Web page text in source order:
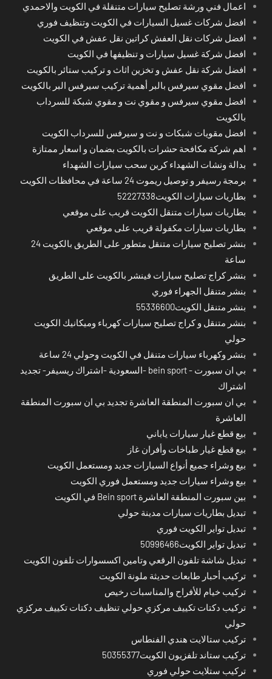
اعمال فني ورشة تصليح سيارات متنقلة في الكويت والاحمدي
افضل شركات غسيل السيارات في الكويت وتنظيف فوري
افضل شركات نقل العفش كراتين نقل عفش في الكويت
افضل شركة غسيل سيارات و تنظيفها في الكويت
افضل شركة نقل عفش و تخزين اثاث و تركيب ستائر بالكويت
افضل مقوي سيرفس بالبر أهمية تركيب سيرفس البر بالكويت
افضل مقوي سيرفس و مقوي نت و مقوي شبكة للسرداب
بالكويت
افضل مقويات شبكات و نت و سيرفس للسرداب الكويت
اهم شركة مكافحة حشرات بالكويت بضمان و اسعار ممتازة
بدالة ونشات الشهداء كرين سحب سيارات الشهداء
برمجة رسيفر و توصيل ريموت 24 ساعة في محافظات الكويت
بطاريات سيارات الكويت52227338
بطاريات سيارات متنقل الكويت قريب على موقعي
بطاريات سيارات مكفولة قريب على موقعي
بنشر تصليح سيارات متنقل متطور على الطريق بالكويت 24
ساعة
بنشر كراج تصليح سيارات فينشر بالكويت على الطريق
بنشر متنقل الجهراء فوري
بنشر متنقل الكويت55336600
بنشر متنقل و كراج تصليح سيارات كهرباء وميكانيك الكويت
حولي
بنشر وكهرباء سيارات متنقل في الكويت وحولي 24 ساعة
بي ان سبورت - bein sport -السعودية -اشتراك ريسيفر- تجديد
اشتراك
بي ان سبورت المنطقة العاشرة تجديد بي ان سبورت المنطقة
العاشرة
بيع قطع غيار سيارات ياباني
بيع قطع غيار طباخات وأفران غاز
بيع وشراء جميع أنواع السيارات جديد ومستعمل الكويت
بيع وشراء سيارات جديد ومستعمل فوري الكويت
بين سبورت المنطقة العاشرة Bein sport في الكويت
تبديل بطاريات سيارات مدينة حولي
تبديل تواير الكويت فوري
تبديل تواير الكويت50996466
تبديل شاشة تلفون الرقعي وتامين اكسسوارات تلفون الكويت
تركيب أحبار طابعات حديثة ملونة الكويت
تركيب خيام للأفراح والمناسبات رخيص
تركيب دكتات تكييف مركزي حولي تنظيف دكتات تكييف مركزي
حولي
تركيب ستالايت هندي الفنطاس
تركيب ستاند تلفزيون الكويت50355377
تركيب ستلايت حولي فوري